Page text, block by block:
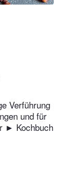
Verführung
und für
► Kochbuch